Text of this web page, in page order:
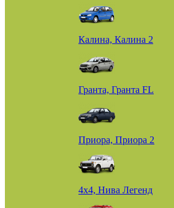
Калина, Калина 2
Гранта, Гранта FL
Приора, Приора 2
4х4, Нива Легенд